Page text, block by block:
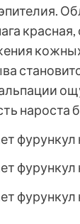
красная,
нароста